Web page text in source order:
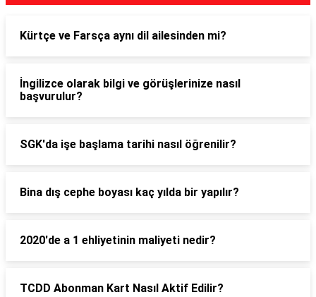
Kürtçe ve Farsça aynı dil ailesinden mi?
İngilizce olarak bilgi ve görüşlerinize nasıl
başvurulur?
SGK'da işe başlama tarihi nasıl öğrenilir?
Bina dış cephe boyası kaç yılda bir yapılır?
2020'de a 1 ehliyetinin maliyeti nedir?
TCDD Abonman Kart Nasıl Aktif Edilir?